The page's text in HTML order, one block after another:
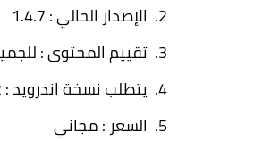
الإصدار الحالي : 1.4.7
تقييم المحتوى :
يتطلب نسخة اندرويد : Android 4.2+
السعر : مجاني